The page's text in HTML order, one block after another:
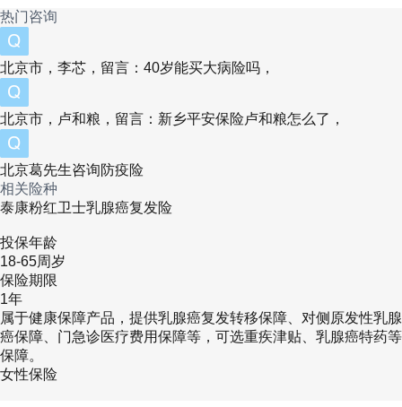
分钟出结果，以下是官方认可的正规投保渠道：
1. 泰康在线官方网站：直接访问泰康在线财产
险
士5.0”，进入产品详情页后，按照提示填写个人
信息、上传术后病理报告及最近6个月复查资
料，完成智能核保后在线支付保费。
机APP，注册登录后，在首页“癌症复发险”板块
找到对应产品，支持拍照上传病历自动识别信
息，简化投保流程。
3.泰康在线微信公众号/小程序
热门咨询
北京市，李芯，留言：40岁能买大病险吗，
北京市，卢和粮，留言：新乡平安保险卢和粮怎么了，
北京葛先生咨询防疫险
相关险种
泰康粉红卫士乳腺癌复发险
投保年龄
18-65周岁
保险期限
1年
属于健康保障产品，提供乳腺癌复发转移保障、对侧原发性乳腺
癌保障、门急诊医疗费用保障等，可选重疾津贴、乳腺癌特药等
保障。
女性保险